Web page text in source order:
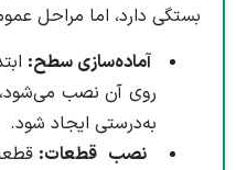
بستگی دارد، اما مراحل
آماده‌سازی سطح:
روی آن نصب
به‌درستی ایجاد شود.
نصب قطعات: